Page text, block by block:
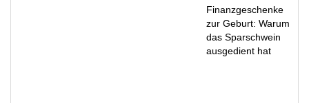
Finanzgeschenke
zur Geburt: Warum
das Sparschwein
ausgedient hat